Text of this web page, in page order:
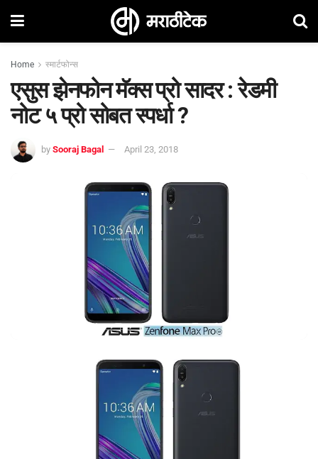
Home स्मार्टफोन्स
एसुस झेनफोन मॅक्स प्रो सादर : रेडमी
नोट ५ प्रो सोबत स्पर्धा ?
by Sooraj Bagal April 23, 2018